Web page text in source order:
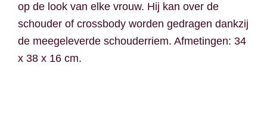
op de look van elke vrouw. Hij kan over de
schouder of crossbody worden gedragen dankzij
de meegeleverde schouderriem. Afmetingen: 34
x 38 x 16 cm.